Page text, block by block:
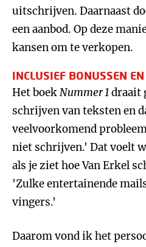
uitschrijven. Daarnaast
een aanbod. Op deze
kansen om te verkopen.
INCLUSIEF BONUSSEN
Het boekNummer 1draait
schrijven van teksten en
veelvoorkomend
niet schrijven.' Dat voelt
als je ziet hoe Van Erkel
'Zulke entertainende
vingers.'
Daarom vond ik het